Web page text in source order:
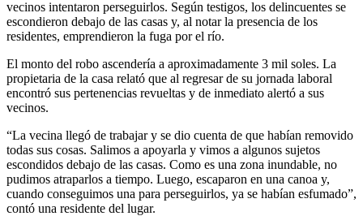
vecinos intentaron perseguirlos. Según testigos, los delincuentes se
escondieron debajo de las casas y, al notar la presencia de los
residentes, emprendieron la fuga por el río.
El monto del robo ascendería a aproximadamente 3 mil soles. La
propietaria de la casa relató que al regresar de su jornada laboral
encontró sus pertenencias revueltas y de inmediato alertó a sus
vecinos.
“La vecina llegó de trabajar y se dio cuenta de que habían removido
todas sus cosas. Salimos a apoyarla y vimos a algunos sujetos
escondidos debajo de las casas. Como es una zona inundable, no
pudimos atraparlos a tiempo. Luego, escaparon en una canoa y,
cuando conseguimos una para perseguirlos, ya se habían esfumado”,
contó una residente del lugar.